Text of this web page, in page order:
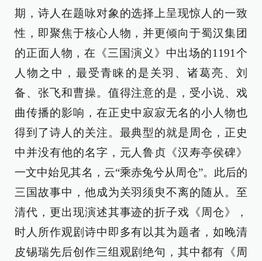
期，诗人在题咏对象的选择上呈现惊人的一致
性，即聚焦于核心人物，并更倾向于蜀汉集团
的正面人物，在《三国演义》中出场的1191个
人物之中，最受青睐的是关羽、诸葛亮、刘
备、张飞和曹操。值得注意的是，受小说、戏
曲传播的影响，在正史中寂寂无名的小人物也
得到了诗人的关注。最典型的就是周仓，正史
中并没有他的名字，元人鲁贞《汉寿亭侯碑》
一文中始见其名，云“乘赤兔兮从周仓”。此后的
三国故事中，他成为关羽须臾不离的随从。至
清代，更出现演述其事迹的折子戏《周仓》，
时人所作观剧诗中即多有以其为题者，如晚清
皮锡瑞先后创作三组观剧绝句，其中都有《周